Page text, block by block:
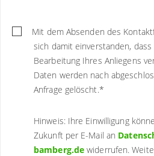
Mit dem Absenden des
sich damit einverstanden,
Bearbeitung Ihres Anliegens
Daten werden nach
Anfrage gelöscht.*
Hinweis: Ihre Einwilligung
Zukunft per E-Mail an
bamberg.de widerrufen.